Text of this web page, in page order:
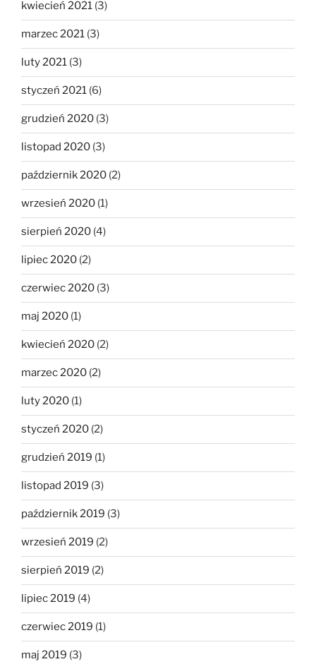
kwiecień 2021 (3)
marzec 2021 (3)
luty 2021 (3)
styczeń 2021 (6)
grudzień 2020 (3)
listopad 2020 (3)
październik 2020 (2)
wrzesień 2020 (1)
sierpień 2020 (4)
lipiec 2020 (2)
czerwiec 2020 (3)
maj 2020 (1)
kwiecień 2020 (2)
marzec 2020 (2)
luty 2020 (1)
styczeń 2020 (2)
grudzień 2019 (1)
listopad 2019 (3)
październik 2019 (3)
wrzesień 2019 (2)
sierpień 2019 (2)
lipiec 2019 (4)
czerwiec 2019 (1)
maj 2019 (3)